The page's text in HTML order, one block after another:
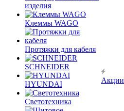
изделия
Клеммы WAGO
Протяжки для кабеля
SCHNEIDER
HYUNDAI
Светотехника
Акции